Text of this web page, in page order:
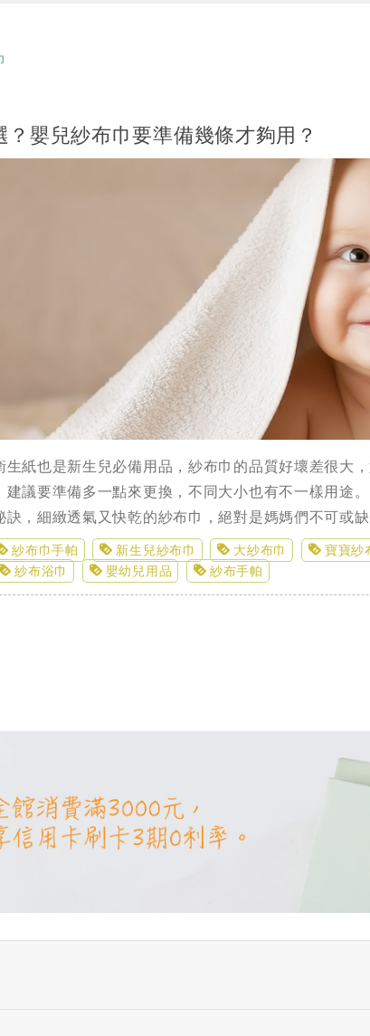
？嬰兒紗布巾要準備幾條才夠用？
生紙也是新生兒必備用品，紗布巾的品質好壞差很大
建議要準備多一點來更換，不同大小也有不一樣用途
訣，細緻透氣又快乾的紗布巾，絕對是媽媽們不可或缺
紗布巾手帕 新生兒紗布巾 大紗布巾 寶寶紗
紗布浴巾 嬰幼兒用品 紗布手帕